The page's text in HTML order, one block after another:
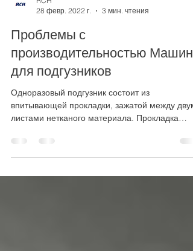
28 февр. 2022 г.
3 мин. чтения
Проблемы с
производительностью Машины
для подгузников
Одноразовый подгузник состоит из
листами нетканого материала. Прокладка
специально разработана...